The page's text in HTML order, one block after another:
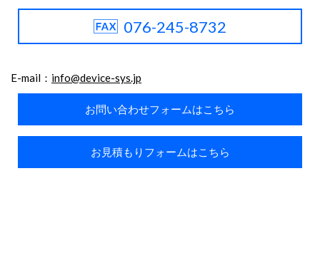
076-245-8732
E-mail： info@device-sys.jp
お問い合わせフォームはこちら
お見積もりフォームはこちら